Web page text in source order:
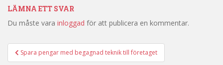
LÄMNA ETT SVAR
Du måste vara inloggad för att publicera en kommentar.
Inläggsnavigering
Spara pengar med begagnad teknik till företaget